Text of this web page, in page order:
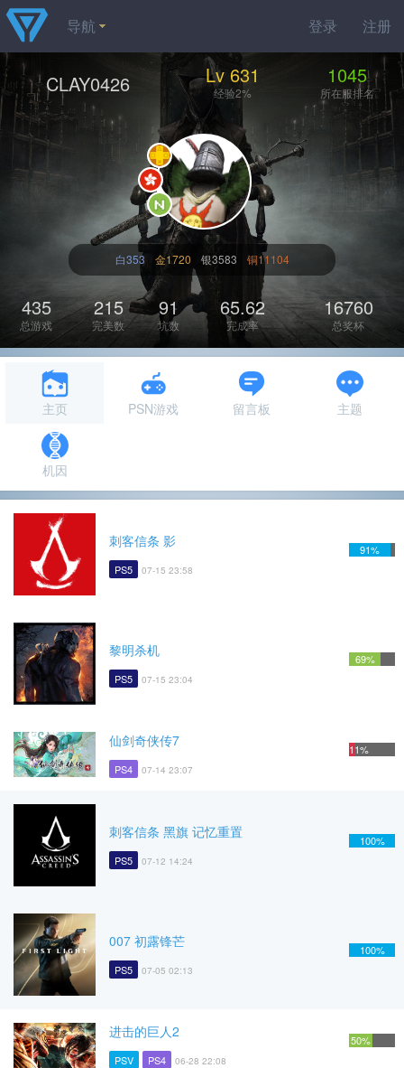
登录 注册
导航
CLAY0426 Lv 631
经验2%
1045
所在服排名
白353 金1720 银3583 铜11104
435
总游戏
215
完美数
91
坑数
65.62
完成率
16760
总奖杯
主页 PSN游戏 留言板 主题
机因
刺客信条 影
PS5 07-15 23:58
91%
黎明杀机
PS5 07-15 23:04
69%
仙剑奇侠传7
PS4 07-14 23:07
11%
刺客信条 黑旗 记忆重置
PS5 07-12 14:24
100%
007 初露锋芒
PS5 07-05 02:13
100%
进击的巨人2
PSV PS4 06-28 22:08
50%